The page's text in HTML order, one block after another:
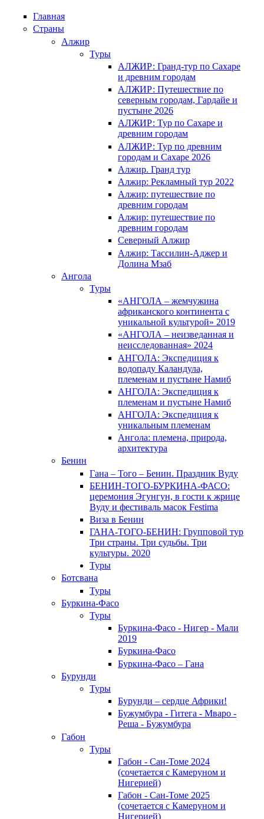
Главная
Страны
Алжир
Туры
АЛЖИР: Гранд-тур по Сахаре
и древним городам
АЛЖИР: Путешествие по
северным городам, Гардайе и
пустыне 2026
АЛЖИР: Тур по Сахаре и
древним городам
АЛЖИР: Тур по древним
городам и Сахаре 2026
Алжир. Гранд тур
Алжир: Рекламный тур 2022
Алжир: путешествие по
древним городам
Алжир: путешествие по
древним городам
Северный Алжир
Алжир: Тассилин-Аджер и
Долина Мзаб
Ангола
Туры
«АНГОЛА – жемчужина
африканского континента с
уникальной культурой» 2019
«АНГОЛА – неизведанная и
неисследованная» 2024
АНГОЛА: Экспедиция к
водопаду Каландула,
племенам и пустыне Намиб
АНГОЛА: Экспедиция к
племенам и пустыне Намиб
АНГОЛА: Экспедиция к
уникальным племенам
Ангола: племена, природа,
архитектура
Бенин
Гана – Того – Бенин. Праздник Вуду
БЕНИН-ТОГО-БУРКИНА-ФАСО:
церемония Эгунгун, в гости к жрице
Вуду и фестиваль масок Festima
Виза в Бенин
ГАНА-ТОГО-БЕНИН: Групповой тур
Три страны. Три судьбы. Три
культуры. 2020
Туры
Ботсвана
Туры
Буркина-Фасо
Туры
Буркина-Фасо - Нигер - Мали
2019
Буркина-Фасо
Буркина-Фасо – Гана
Бурунди
Туры
Бурунди – сердце Африки!
Бужумбура - Гитега - Мваро -
Реша - Бужумбура
Габон
Туры
Габон - Сан-Томе 2024
(сочетается с Камеруном и
Нигерией)
Габон - Сан-Томе 2025
(сочетается с Камеруном и
Нигерией)